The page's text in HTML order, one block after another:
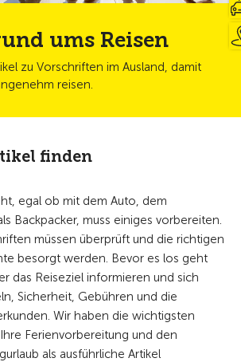
ums Reisen
zu Vorschriften im Ausland, damit
reisen.
finden
egal ob mit dem Auto, dem
Backpacker, muss einiges vorbereiten.
müssen überprüft und die richtigen
besorgt werden. Bevor es los geht
das Reiseziel informieren und sich
Sicherheit, Gebühren und die
Wir haben die wichtigsten
Ferienvorbereitung und den
als ausführliche Artikel